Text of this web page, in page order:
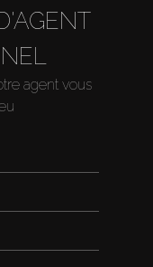
agent vous